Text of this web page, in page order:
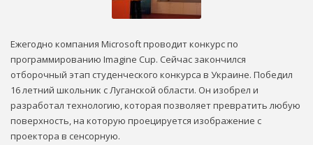
Ежегодно компания Microsoft проводит конкурс по
программированию Imagine Cup. Сейчас закончился
отборочный этап студенческого конкурса в Украине. Победил
16 летний школьник с Луганской области. Он изобрел и
разработал технологию, которая позволяет превратить любую
поверхность, на которую проецируется изображение с
проектора в сенсорную.